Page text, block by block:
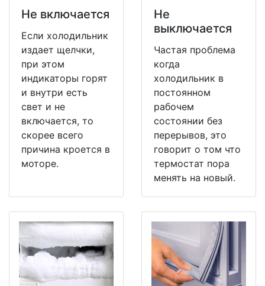
Не включается
Если холодильник
издает щелчки,
при этом
индикаторы горят
и внутри есть
свет и не
включается, то
скорее всего
причина кроется в
моторе.
Не
выключается
Частая проблема
когда
холодильник в
постоянном
рабочем
состоянии без
перерывов, это
говорит о том что
термостат пора
менять на новый.